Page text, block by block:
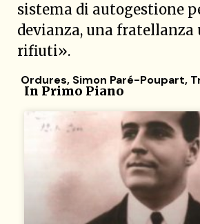
sistema di autogestione
devianza, una fratellanza
rifiuti».
Ordures, Simon Paré-Poupart,
In Primo Piano